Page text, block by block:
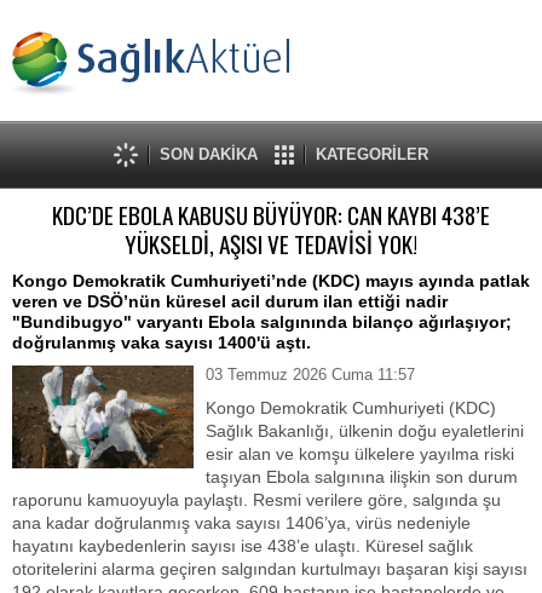
SON DAKİKA KATEGORİLER
KDC’DE EBOLA KABUSU BÜYÜYOR: CAN KAYBI 438’E
YÜKSELDİ, AŞISI VE TEDAVİSİ YOK!
Kongo Demokratik Cumhuriyeti’nde (KDC) mayıs ayında patlak
veren ve DSÖ’nün küresel acil durum ilan ettiği nadir
"Bundibugyo" varyantı Ebola salgınında bilanço ağırlaşıyor;
doğrulanmış vaka sayısı 1400'ü aştı.
03 Temmuz 2026 Cuma 11:57
Kongo Demokratik Cumhuriyeti (KDC)
Sağlık Bakanlığı, ülkenin doğu eyaletlerini
esir alan ve komşu ülkelere yayılma riski
taşıyan Ebola salgınına ilişkin son durum
raporunu kamuoyuyla paylaştı. Resmi verilere göre, salgında şu
ana kadar doğrulanmış vaka sayısı 1406’ya, virüs nedeniyle
hayatını kaybedenlerin sayısı ise 438’e ulaştı. Küresel sağlık
otoritelerini alarma geçiren salgından kurtulmayı başaran kişi sayısı